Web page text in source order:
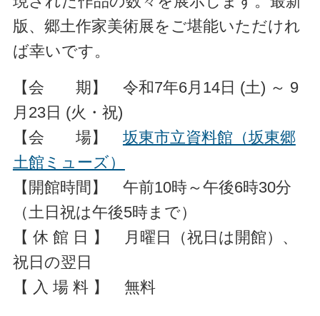
版、郷土作家美術展をご堪能いただけれ
ば幸いです。
【会 期】 令和7年6月14日 (土) ～ 9
月23日 (火・祝)
【会 場】 坂東市立資料館（坂東郷
土館ミューズ）
【開館時間】 午前10時～午後6時30分
（土日祝は午後5時まで）
【 休 館 日 】 月曜日（祝日は開館）、
祝日の翌日
【 入 場 料 】 無料